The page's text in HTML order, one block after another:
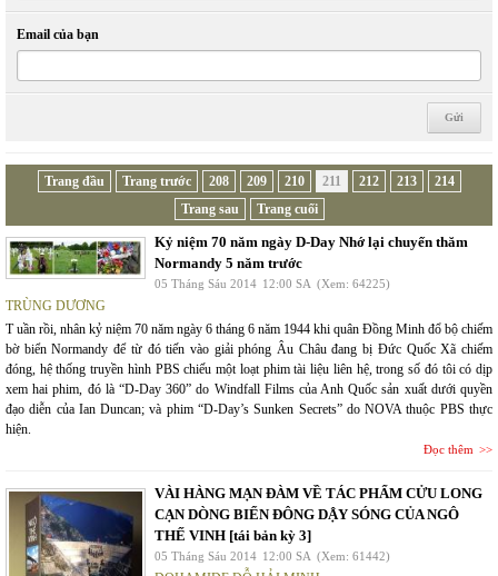
Email của bạn
Trang đầu Trang trước 208 209 210 211 212 213
214
Trang sau
Trang cuối
Kỷ niệm 70 năm ngày D-Day Nhớ lại chuyến thăm
Normandy 5 năm trước
05 Tháng Sáu 2014 12:00 SA (Xem: 64225)
TRÙNG DƯƠNG
T uần rồi, nhân kỷ niệm 70 năm ngày 6 tháng 6 năm 1944 khi quân Đồng Minh đổ bộ chiếm
bờ biển Normandy để từ đó tiến vào giải phóng Âu Châu đang bị Đức Quốc Xã chiếm
đóng, hệ thống truyền hình PBS chiếu một loạt phim tài liệu liên hệ, trong số đó tôi có dịp
xem hai phim, đó là “D-Day 360” do Windfall Films của Anh Quốc sản xuất dưới quyền
đạo diễn của Ian Duncan; và phim “D-Day’s Sunken Secrets” do NOVA thuộc PBS thực
hiện.
Đọc thêm
VÀI HÀNG MẠN ĐÀM VỀ TÁC PHẨM CỬU LONG
CẠN DÒNG BIỂN ĐÔNG DẬY SÓNG CỦA NGÔ
THẾ VINH [tái bản kỳ 3]
05 Tháng Sáu 2014 12:00 SA (Xem: 61442)